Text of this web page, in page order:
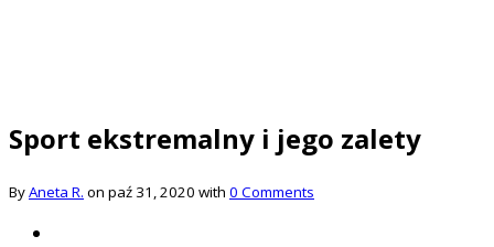
Sport ekstremalny i jego zalety
ByAneta R. on paź 31, 2020 with 0 Comments